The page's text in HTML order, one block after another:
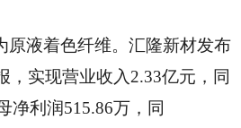
原液着色纤维。汇隆新材发布
，实现营业收入2.33亿元，同
净利润515.86万，同